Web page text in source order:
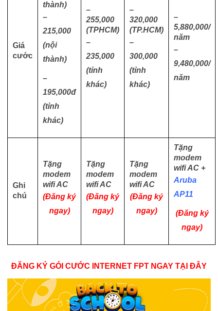
Giá
cước
thành)
–
215,000
(nội
thành)
–
195,000đ
(tỉnh
khác)
–
255,000
(TPHCM)
–
235,000
(tỉnh
khác)
–
320,000
(TP.HCM)
–
300,000
(tỉnh
khác)
–
5,880,000/
năm
–
9,480,000/
năm
Ghi
chú
Tặng
modem
wifi AC
(Đăng ký
ngay)
Tặng
modem
wifi AC
(Đăng ký
ngay)
Tặng
modem
wifi AC
(Đăng ký
ngay)
Tặng
modem
wifi AC +
Aruba
AP11
(Đăng ký
ngay)
ĐĂNG KÝ GÓI CƯỚC INTERNET FPT NGAY TẠI ĐÂY